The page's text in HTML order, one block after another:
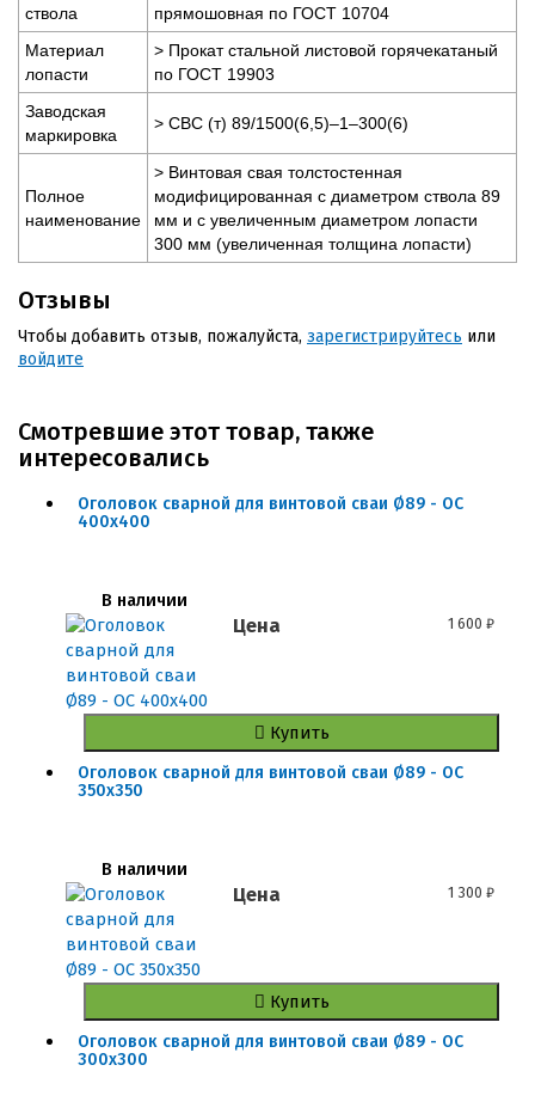
ствола
прямошовная по ГОСТ 10704
Материал
лопасти
> Прокат стальной листовой горячекатаный
по ГОСТ 19903
Заводская
маркировка
> СВС (т) 89/1500(6,5)–1–300(6)
Полное
наименование
> Винтовая свая толстостенная
модифицированная с диаметром ствола 89
мм и с увеличенным диаметром лопасти
300 мм (увеличенная толщина лопасти)
Отзывы
Чтобы добавить отзыв, пожалуйста, зарегистрируйтесь или
войдите
Смотревшие этот товар, также
интересовались
Оголовок сварной для винтовой сваи Ø89 - ОС
400x400
В наличии
Цена 1 600₽
Купить
Оголовок сварной для винтовой сваи Ø89 - ОС
350x350
В наличии
Цена 1 300₽
Купить
Оголовок сварной для винтовой сваи Ø89 - ОС
300x300